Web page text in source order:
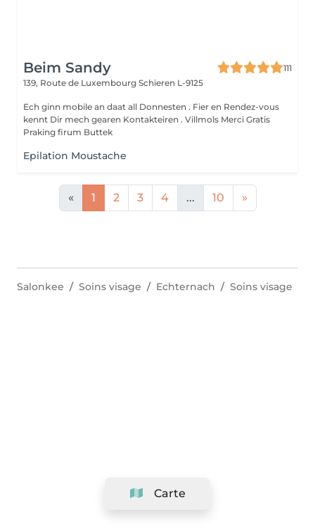
Beim Sandy
111
139, Route de Luxembourg Schieren L-9125
Ech ginn mobile an daat all Donnesten . Fier en Rendez-vous
kennt Dir mech gearen Kontakteiren . Villmols Merci Gratis
Praking firum Buttek
Epilation Moustache
« 1 2 3 4 ... 10 »
Carte
Salonkee Soins visage Echternach Soins visage